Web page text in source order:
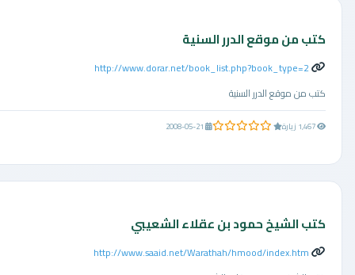
كتب من موقع الدرر السنية
http://www.dorar.net/book_list.php?book_type=2
كتب من موقع الدرر السنية
0.0 من 5 نجوم 2008-05-21
كتب الشيخ حمود بن عقلاء الشعيبي
http://www.saaid.net/Warathah/hmood/index.htm